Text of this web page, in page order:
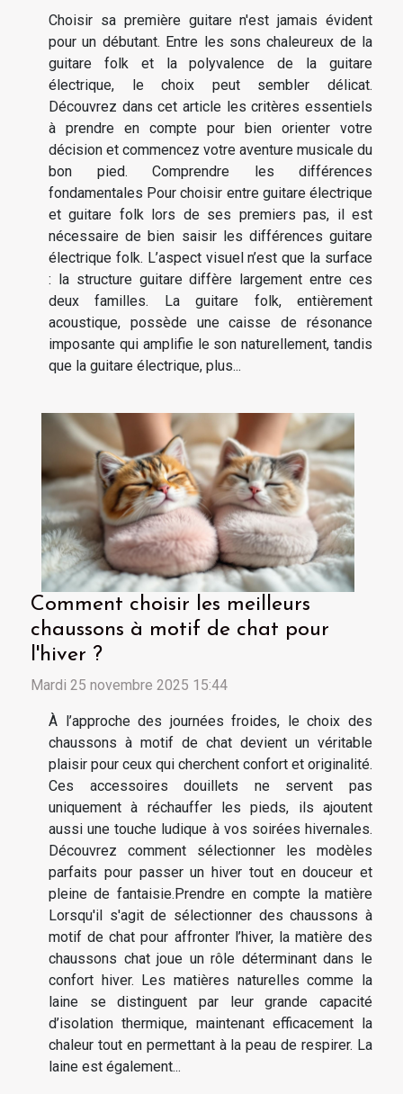
Choisir sa première guitare n'est jamais évident
pour un débutant. Entre les sons chaleureux de la
guitare folk et la polyvalence de la guitare
électrique, le choix peut sembler délicat.
Découvrez dans cet article les critères essentiels
à prendre en compte pour bien orienter votre
décision et commencez votre aventure musicale du
bon pied. Comprendre les différences
fondamentales Pour choisir entre guitare électrique
et guitare folk lors de ses premiers pas, il est
nécessaire de bien saisir les différences guitare
électrique folk. L’aspect visuel n’est que la surface
: la structure guitare diffère largement entre ces
deux familles. La guitare folk, entièrement
acoustique, possède une caisse de résonance
imposante qui amplifie le son naturellement, tandis
que la guitare électrique, plus...
Comment choisir les meilleurs
chaussons à motif de chat pour
l'hiver ?
Mardi 25 novembre 2025 15:44
À l’approche des journées froides, le choix des
chaussons à motif de chat devient un véritable
plaisir pour ceux qui cherchent confort et originalité.
Ces accessoires douillets ne servent pas
uniquement à réchauffer les pieds, ils ajoutent
aussi une touche ludique à vos soirées hivernales.
Découvrez comment sélectionner les modèles
parfaits pour passer un hiver tout en douceur et
pleine de fantaisie.Prendre en compte la matière
Lorsqu'il s'agit de sélectionner des chaussons à
motif de chat pour affronter l’hiver, la matière des
chaussons chat joue un rôle déterminant dans le
confort hiver. Les matières naturelles comme la
laine se distinguent par leur grande capacité
d’isolation thermique, maintenant efficacement la
chaleur tout en permettant à la peau de respirer. La
laine est également...